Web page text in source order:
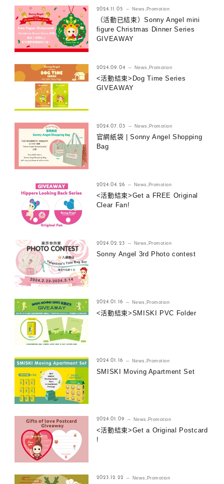
2024.11.05 News , Promotion
（活動已結束）Sonny Angel mini
figure Christmas Dinner Series
GIVEAWAY
2024.09.04 News , Promotion
<活動結束>Dog Time Series
GIVEAWAY
2024.07.03 News , Promotion
官網紙袋 | Sonny Angel Shopping
Bag
2024.04.26 News , Promotion
<活動結束>Get a FREE Original
Clear Fan!
2024.02.23 News , Promotion
Sonny Angel 3rd Photo contest
2024.01.16 News Promotion
<活動結束>SMISKI PVC Folder
2024.01.16 News Promotion
SMISKI Moving Apartment Set
2024.01.09 News Promotion
<活動結束>Get a Original Postcard
!
2023.12.22 News Promotion